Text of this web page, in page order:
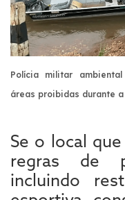
Polícia militar
áreas proibidas durante a
Se o local
regras de
incluindo